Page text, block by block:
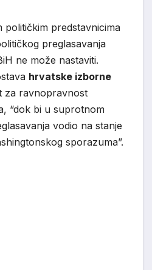
političkim predstavnicima
preglasavanja
ne može nastaviti.
hrvatske izborne
za ravnopravnost
“dok bi u suprotnom
vodio na stanje
sporazuma”.